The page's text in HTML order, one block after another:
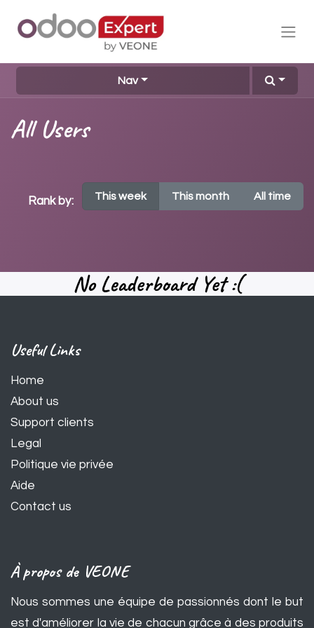
Nav
All Users
Rank by: This week This month All time
No Leaderboard Yet :(
Useful Links
Home
About us
Support clients
Legal
Politique vie privée
Aide
Contact us
À propos de VEONE
Nous sommes une équipe de passionnés dont le but
est d'améliorer la vie de chacun grâce à des produits